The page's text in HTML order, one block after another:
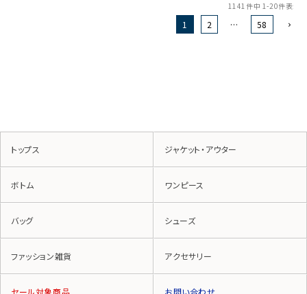
1141 件中 1-20件表示
1 2 … 58
トップス ジャケット・アウター
ボトム ワンピース
バッグ シューズ
ファッション雑貨 アクセサリー
セール対象商品 お問い合わせ